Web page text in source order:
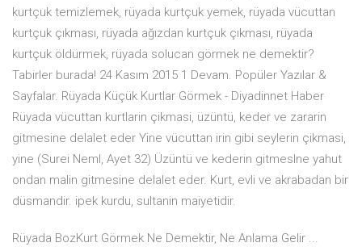
kurtçuk temizlemek, rüyada kurtçuk yemek, rüyada vücuttan
kurtçuk çıkması, rüyada ağızdan kurtçuk çıkması, rüyada
kurtçuk öldürmek, rüyada solucan görmek ne demektir?
Tabirler burada! 24 Kasım 2015 1 Devam. Popüler Yazılar &
Sayfalar. Rüyada Küçük Kurtlar Görmek - Diyadinnet Haber
Rüyada vücuttan kurtlarin çikmasi, üzüntü, keder ve zararin
gitmesine delalet eder Yine vücuttan irin gibi seylerin çikmasi,
yine (Surei Neml, Ayet 32) Üzüntü ve kederin gitmeslne yahut
ondan malin gitmesine delalet eder. Kurt, evli ve akrabadan bir
düsmandir. ipek kurdu, sultanin maiyetidir.
Rüyada BozKurt Görmek Ne Demektir, Ne Anlama Gelir ...